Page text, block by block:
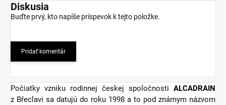
Diskusia
Buďte prvý, kto napíše príspevok k tejto položke.
Pridať komentár
Počiatky vzniku rodinnej českej spoločnosti ALCADRAIN
z Břeclavi sa datujú do roku 1998 a to pod známym názvom